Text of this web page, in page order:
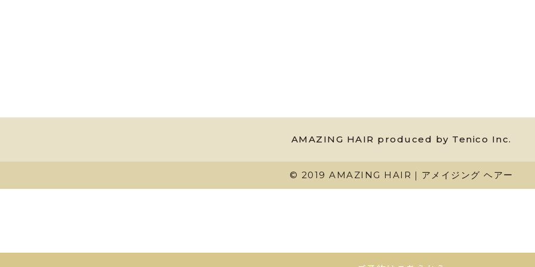
AMAZING HAIR produced by Tenico Inc.
© 2019 AMAZING HAIR｜アメイジング ヘアー